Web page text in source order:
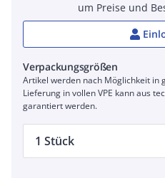
um Preise und
Verpackungsgrößen
Artikel werden nach Möglichkeit in
Lieferung in vollen VPE kann aus
garantiert werden.
1 Stück